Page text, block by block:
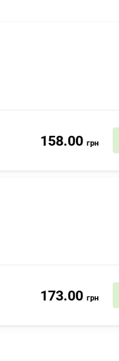
158.00 грн
173.00 грн